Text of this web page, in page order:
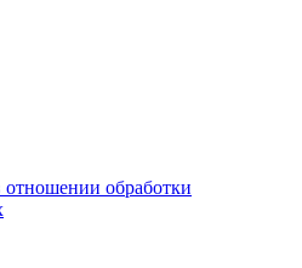
обработки